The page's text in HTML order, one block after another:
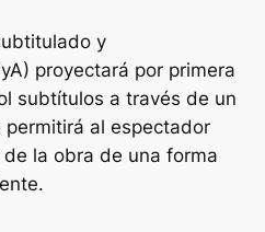
y
proyectará por primera
subtítulos a través de un
al espectador
la obra de una forma